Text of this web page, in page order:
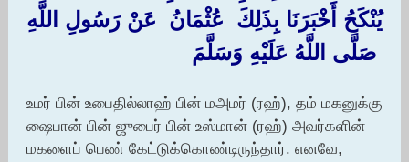
يُنْكَحُ أَخْبَرَنَا بِذَلِكَ ‏ ‏عُثْمَانُ ‏ ‏عَنْ رَسُولِ اللَّهِ
‏ ‏صَلَّى اللَّهُ عَلَيْهِ وَسَلَّمَ
உமர் பின் உபைதில்லாஹ் பின் மஅமர் (ரஹ்), தம் மகனுக்கு
ஷைபான் பின் ஜுபைர் பின் உஸ்மான் (ரஹ்) அவர்களின்
மகளைப் பெண் கேட்டுக்கொண்டிருந்தார். எனவே,